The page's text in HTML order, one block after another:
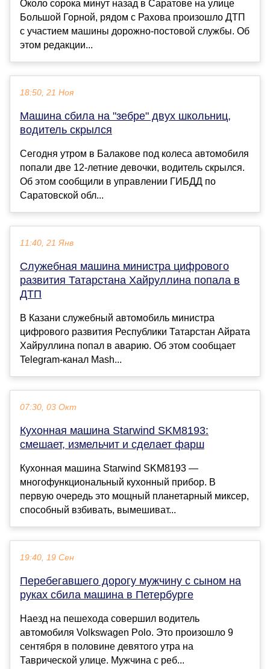
Около сорока минут назад в Саратове на улице
Большой Горной, рядом с Рахова произошло ДТП
с участием машины дорожно-постовой службы. Об
этом редакции...
18:50, 21 Ноя
Машина сбила на "зебре" двух школьниц,
водитель скрылся
Сегодня утром в Балакове под колеса автомобиля
попали две 12-летние девочки, водитель скрылся.
Об этом сообщили в управлении ГИБДД по
Саратовской обл...
11:40, 21 Янв
Служебная машина министра цифрового
развития Татарстана Хайруллина попала в
ДТП
В Казани служебный автомобиль министра
цифрового развития Республики Татарстан Айрата
Хайруллина попал в аварию. Об этом сообщает
Telegram-канал Mash...
07:30, 03 Окт
Кухонная машина Starwind SKM8193:
смешает, измельчит и сделает фарш
Кухонная машина Starwind SKM8193 —
многофункциональный кухонный прибор. В
первую очередь это мощный планетарный миксер,
способный взбивать, вымешиват...
19:40, 19 Сен
Перебегавшего дорогу мужчину с сыном на
руках сбила машина в Петербурге
Наезд на пешехода совершил водитель
автомобиля Volkswagen Polo. Это произошло 9
сентября в половине девятого утра на
Таврической улице. Мужчина с реб...